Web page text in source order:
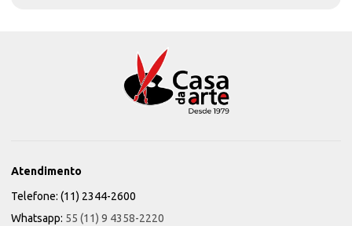
Atendimento
Telefone: (11) 2344-2600
Whatsapp: 55 (11) 9 4358-2220